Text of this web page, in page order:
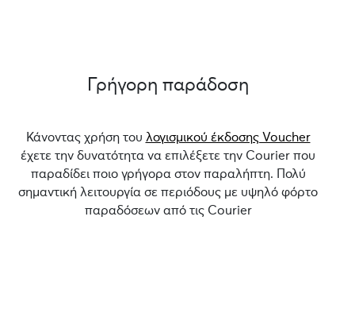
Γρήγορη παράδοση
Κάνοντας χρήση του λογισμικού έκδοσης Voucher
έχετε την δυνατότητα να επιλέξετε την Courier που
παραδίδει ποιο γρήγορα στον παραλήπτη. Πολύ
σημαντική λειτουργία σε περιόδους με υψηλό φόρτο
παραδόσεων από τις Courier